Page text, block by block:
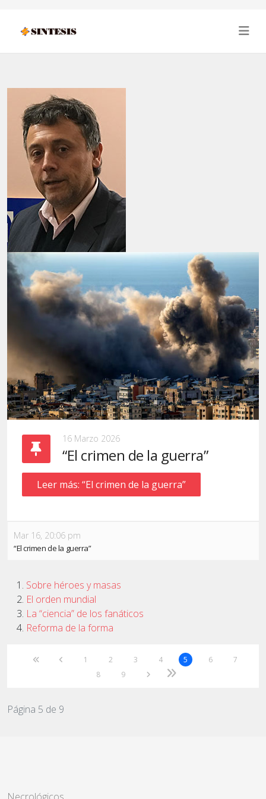
16 Marzo 2026
“El crimen de la guerra”
Leer más: “El crimen de la guerra”
Mar 16, 20:06 pm
“El crimen de la guerra”
Sobre héroes y masas
El orden mundial
La “ciencia” de los fanáticos
Reforma de la forma
1 2 3 4 5 6
7
8
9
Página 5 de 9